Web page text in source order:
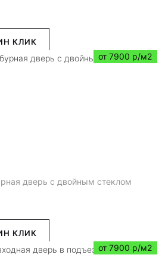
КЛИК
от 7900 р/м2
дверь с двойным стеклом
КЛИК
от 7900 р/м2